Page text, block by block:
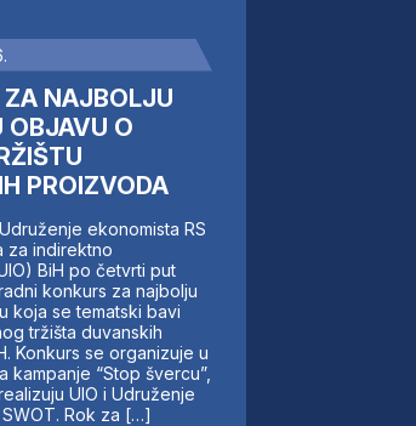
ZA NAJBOLJU
OBJAVU O
PROIZVODA
ekonomista RS
za indirektno
BiH po četvrti put
konkurs za najbolju
koja se tematski bavi
tržišta duvanskih
Konkurs se organizuje u
kampanje “Stop švercu”,
UIO i Udruženje
Rok za […]